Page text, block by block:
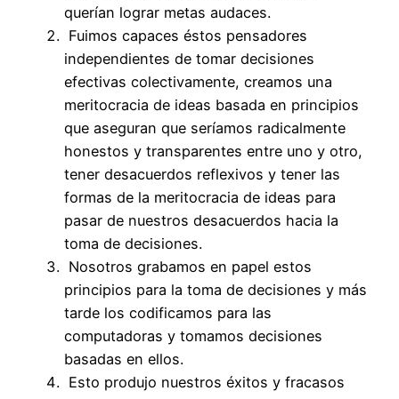
querían lograr metas audaces.
Fuimos capaces éstos pensadores
independientes de tomar decisiones
efectivas colectivamente, creamos una
meritocracia de ideas basada en principios
que aseguran que seríamos radicalmente
honestos y transparentes entre uno y otro,
tener desacuerdos reflexivos y tener las
formas de la meritocracia de ideas para
pasar de nuestros desacuerdos hacia la
toma de decisiones.
Nosotros grabamos en papel estos
principios para la toma de decisiones y más
tarde los codificamos para las
computadoras y tomamos decisiones
basadas en ellos.
Esto produjo nuestros éxitos y fracasos